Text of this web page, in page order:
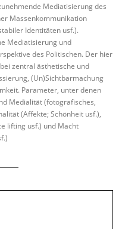
Mediatisierung des
Massenkommunikation
Identitäten usf.).
Mediatisierung und
des Politischen. Der hier
zentral ästhetische und
(Un)Sichtbarmachung
Parameter, unter denen
Medialität (fotografisches,
(Affekte; Schönheit usf.),
lifting usf.) und Macht